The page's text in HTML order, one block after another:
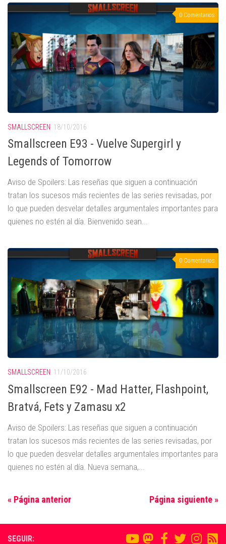
0 Comentarios
SMALLSCREEN 18/10/2016
Smallscreen E93 - Vuelve Supergirl y
Legends of Tomorrow
Aviso de Spoilers: Las reseñas que siguen a continuación
tratan los sucesos más recientes de las series revisadas, por
lo que pueden desvelar detalles argumentales importantes para
quienes no estén al día. Bienvenido sean...
0 Comentarios
SMALLSCREEN 11/10/2016
Smallscreen E92 - Mad Hatter, Flashpoint,
Bratvá, Fets y Zamasu x2
Aviso de Spoilers: Las reseñas que siguen a continuación
tratan los sucesos más recientes de las series revisadas, por
lo que pueden desvelar detalles argumentales importantes para
quienes no estén al día. Nueva semana,...
« Página anterior Página siguiente »
SEGUIR: